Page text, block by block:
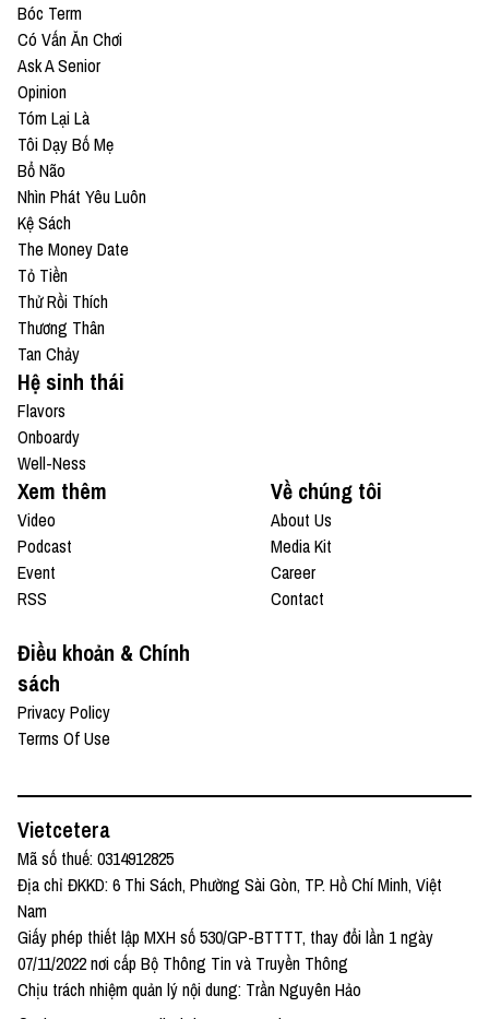
Bóc Term
Có Vấn Ăn Chơi
Ask A Senior
Opinion
Tóm Lại Là
Tôi Dạy Bố Mẹ
Bổ Não
Nhìn Phát Yêu Luôn
Kệ Sách
The Money Date
Tỏ Tiền
Thử Rồi Thích
Thương Thân
Tan Chảy
Hệ sinh thái
Flavors
Onboardy
Well-Ness
Xem thêm
Video
Podcast
Event
RSS
Về chúng tôi
About Us
Media Kit
Career
Contact
Điều khoản & Chính
sách
Privacy Policy
Terms Of Use
Vietcetera
Mã số thuế: 0314912825
Địa chỉ ĐKKD: 6 Thi Sách, Phường Sài Gòn, TP. Hồ Chí Minh, Việt
Nam
Giấy phép thiết lập MXH số 530/GP-BTTTT, thay đổi lần 1 ngày
07/11/2022 nơi cấp Bộ Thông Tin và Truyền Thông
Chịu trách nhiệm quản lý nội dung: Trần Nguyên Hảo